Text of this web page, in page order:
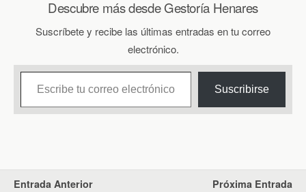
Descubre más desde Gestoría Henares
Suscríbete y recibe las últimas entradas en tu correo
electrónico.
Escribe tu correo electrónico…
Suscribirse
Entrada Anterior Próxima Entrada